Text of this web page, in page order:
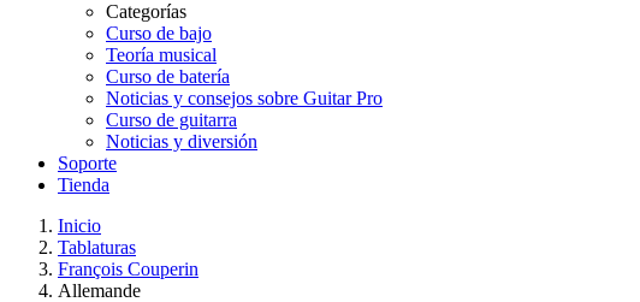
Categorías
Curso de bajo
Teoría musical
Curso de batería
Noticias y consejos sobre Guitar Pro
Curso de guitarra
Noticias y diversión
Soporte
Tienda
Inicio
Tablaturas
François Couperin
Allemande